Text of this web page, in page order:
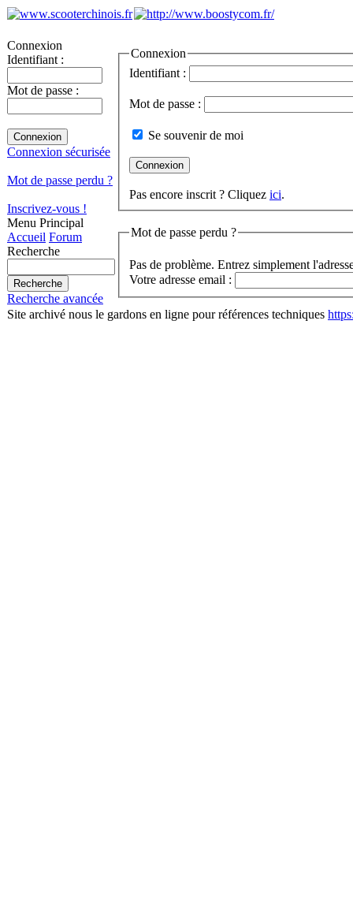
Connexion
Identifiant :
Mot de passe :
Connexion sécurisée
Mot de passe perdu ?
Inscrivez-vous !
Menu Principal
Accueil Forum
Recherche
Recherche avancée
Connexion
Identifiant :
Mot de passe :
Se souvenir de moi
Pas encore inscrit ? Cliquez ici.
Mot de passe perdu ?
Pas de problème. Entrez simplement
Votre adresse email :
Site archivé nous le gardons en ligne pour références techniques